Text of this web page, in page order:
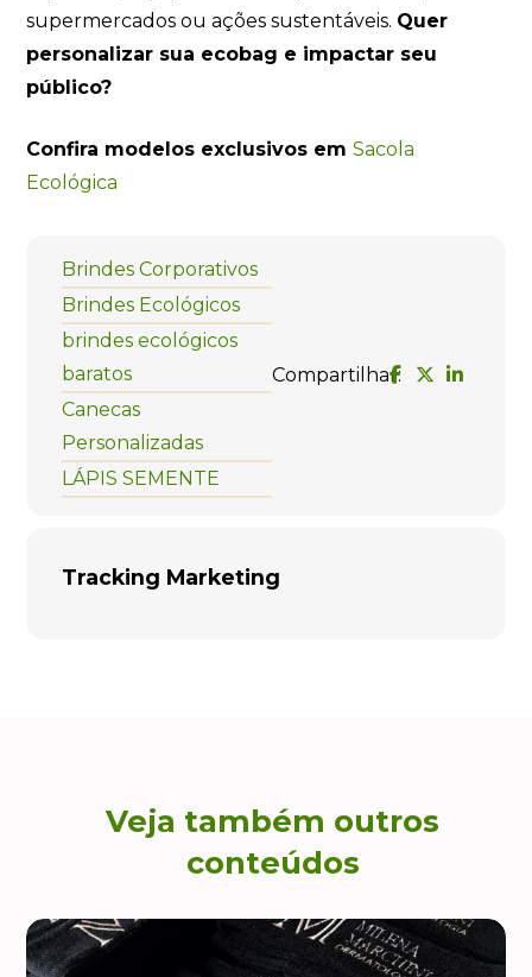
supermercados ou ações sustentáveis. Quer
personalizar sua ecobag e impactar seu
público?
Confira modelos exclusivos emSacola
Ecológica
Brindes Corporativos
Brindes Ecológicos
brindes ecológicos
baratos
Canecas
Personalizadas
LÁPIS SEMENTE
Compartilhar:
Tracking Marketing
Veja também outros
conteúdos